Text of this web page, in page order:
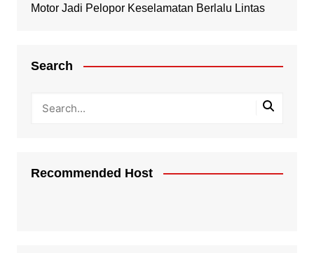
Motor Jadi Pelopor Keselamatan Berlalu Lintas
Search
Recommended Host